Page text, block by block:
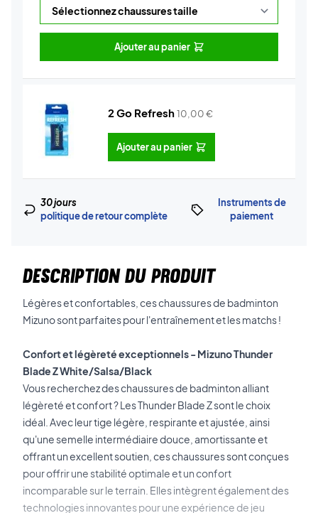
Ajouter au panier
2 Go Refresh10,00€
Ajouter au panier
30 jours
politique de retour complète
Instruments de
paiement
DESCRIPTION DU PRODUIT
Légères et confortables, ces chaussures de badminton
Mizuno sont parfaites pour l'entraînement et les matchs !
Confort et légèreté exceptionnels - Mizuno Thunder
Blade Z White/Salsa/Black
Vous recherchez des chaussures de badminton alliant
légèreté et confort ? Les Thunder Blade Z sont le choix
idéal. Avec leur tige légère, respirante et ajustée, ainsi
qu'une semelle intermédiaire douce, amortissante et
offrant un excellent soutien, ces chaussures sont conçues
pour offrir une stabilité optimale et un confort
incomparable sur le terrain. Elles intègrent également des
technologies innovantes pour une expérience de jeu